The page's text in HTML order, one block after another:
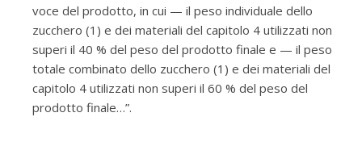
voce del prodotto, in cui — il peso individuale dello
zucchero (1) e dei materiali del capitolo 4 utilizzati non
superi il 40 % del peso del prodotto finale e — il peso
totale combinato dello zucchero (1) e dei materiali del
capitolo 4 utilizzati non superi il 60 % del peso del
prodotto finale…”.